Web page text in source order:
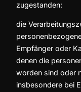
zugestanden:
die
Empfänger oder
denen die
worden sind oder
insbesondere bei